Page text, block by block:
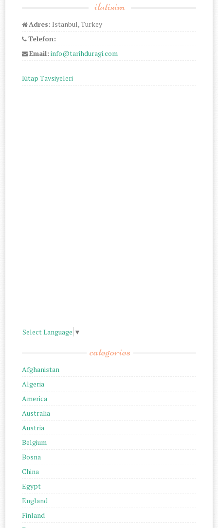
iletisim
Adres: Istanbul, Turkey
Telefon:
Email: info@tarihduragi.com
Kitap Tavsiyeleri
Select Language ▼
categories
Afghanistan
Algeria
America
Australia
Austria
Belgium
Bosna
China
Egypt
England
Finland